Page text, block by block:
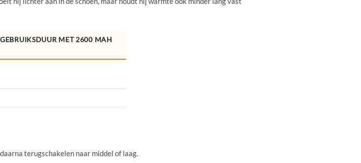
MET 2600 MAH
terugschakelen naar middel of laag.